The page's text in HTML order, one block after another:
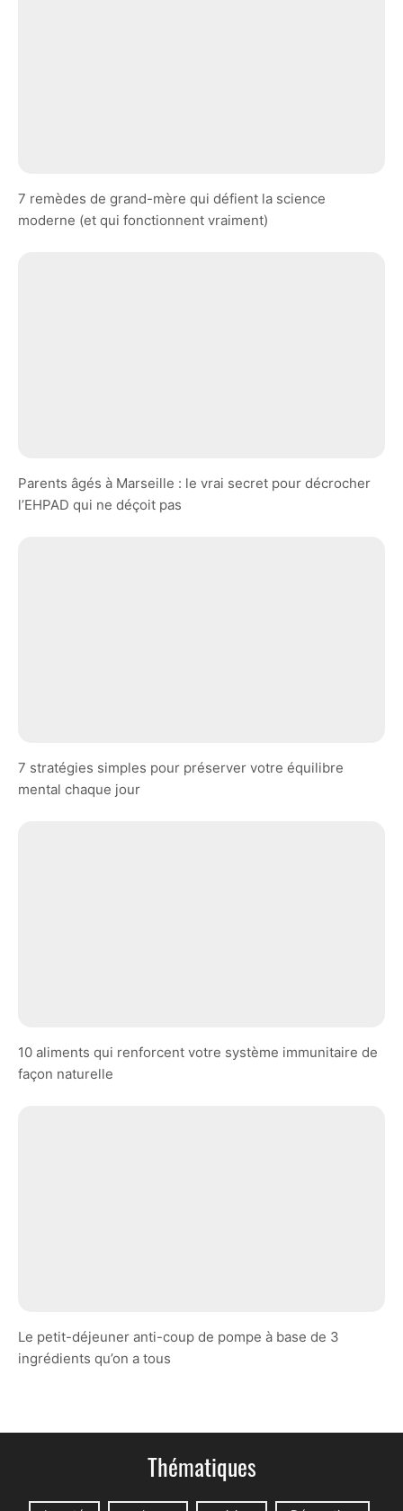
7 remèdes de grand-mère qui défient la science
moderne (et qui fonctionnent vraiment)
Parents âgés à Marseille : le vrai secret pour décrocher
l’EHPAD qui ne déçoit pas
7 stratégies simples pour préserver votre équilibre
mental chaque jour
10 aliments qui renforcent votre système immunitaire de
façon naturelle
Le petit-déjeuner anti-coup de pompe à base de 3
ingrédients qu’on a tous
Thématiques